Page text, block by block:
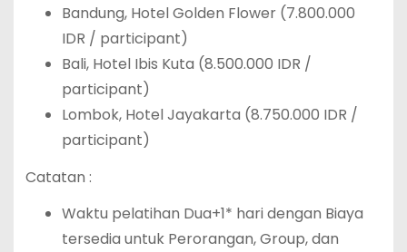
Bandung, Hotel Golden Flower (7.800.000
IDR / participant)
Bali, Hotel Ibis Kuta (8.500.000 IDR /
participant)
Lombok, Hotel Jayakarta (8.750.000 IDR /
participant)
Catatan :
Waktu pelatihan Dua+1* hari dengan Biaya
tersedia untuk Perorangan, Group, dan